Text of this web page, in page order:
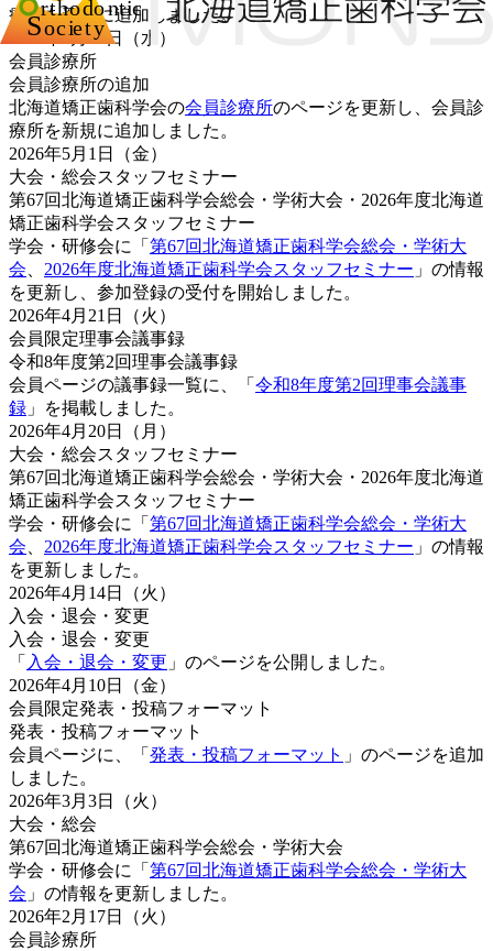
療所を新規に追加しました。
2026年5月13日（水）
会員診療所
会員診療所の追加
北海道矯正歯科学会の会員診療所のページを更新し、会員診
療所を新規に追加しました。
2026年5月1日（金）
大会・総会スタッフセミナー
第67回北海道矯正歯科学会総会・学術大会・2026年度北海道
矯正歯科学会スタッフセミナー
学会・研修会に「 第67回北海道矯正歯科学会総会・学術大
会
2026年度北海道矯正歯科学会スタッフセミナー 」の情報
を更新し、参加登録の受付を開始しました。
2026年4月21日（火）
会員限定理事会議事録
令和8年度第2回理事会議事録
会員ページの議事録一覧に、「 令和8年度第2回理事会議事
録 」を掲載しました。
2026年4月20日（月）
大会・総会スタッフセミナー
第67回北海道矯正歯科学会総会・学術大会・2026年度北海道
矯正歯科学会スタッフセミナー
学会・研修会に「 第67回北海道矯正歯科学会総会・学術大
会
2026年度北海道矯正歯科学会スタッフセミナー 」の情報
を更新しました。
2026年4月14日（火）
入会・退会・変更
入会・退会・変更
「 入会・退会・変更 」のページを公開しました。
2026年4月10日（金）
会員限定発表・投稿フォーマット
発表・投稿フォーマット
会員ページに、「 発表・投稿フォーマット 」のページを追加
しました。
2026年3月3日（火）
大会・総会
第67回北海道矯正歯科学会総会・学術大会
学会・研修会に「 第67回北海道矯正歯科学会総会・学術大
会 」の情報を更新しました。
2026年2月17日（火）
会員診療所